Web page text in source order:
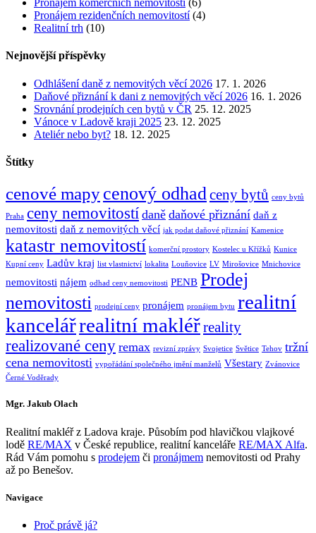
Pronájem komerčních nemovitostí(6)
Pronájem rezidenčních nemovitostí(4)
Realitní trh (10)
Nejnovější příspěvky
Odhlášení daně z nemovitých věcí 2026 17. 1. 2026
Daňové přiznání k dani z nemovitých věcí 2026 16. 1. 2026
Srovnání prodejních cen bytů v ČR 25. 12. 2025
Vánoce v Ladově kraji 2025 23. 12. 2025
Ateliér nebo byt? 18. 12. 2025
Štítky
cenové mapycenový odhadceny bytů ceny bytů
Praha ceny nemovitostí daně daňové přiznání daň z
nemovitosti daň z nemovitých věcí jak podat daňové přiznání Kamenice
katastr nemovitostí komerční prostory Kostelec u Křížků Kunice
Kupní ceny Ladův kraj list vlastnictví lokalita Louňovice LV Mirošovice Mnichovice
nemovitosti nájem odhad ceny nemovitosti PENB Prodej
nemovitosti prodejní ceny pronájem pronájem bytu realitní
kancelářrealitní makléřreality
realizované ceny remax revizní zprávy Svojetice Světice Tehov tržní
cena nemovitosti vypořádání společného jmění manželů Všestary Zvánovice
Černé Voděrady
Mgr. Jakub Olach
Realitní makléř z Ladova kraje. Působím pod hlavičkou vlajkové
lodě RE/MAX v České republice, realitní kanceláře RE/MAX Alfa.
Rád Vám pomohu s prodejem či pronájmem nemovitosti od Prahy
až po Benešov.
Navigace
Proč právě já?